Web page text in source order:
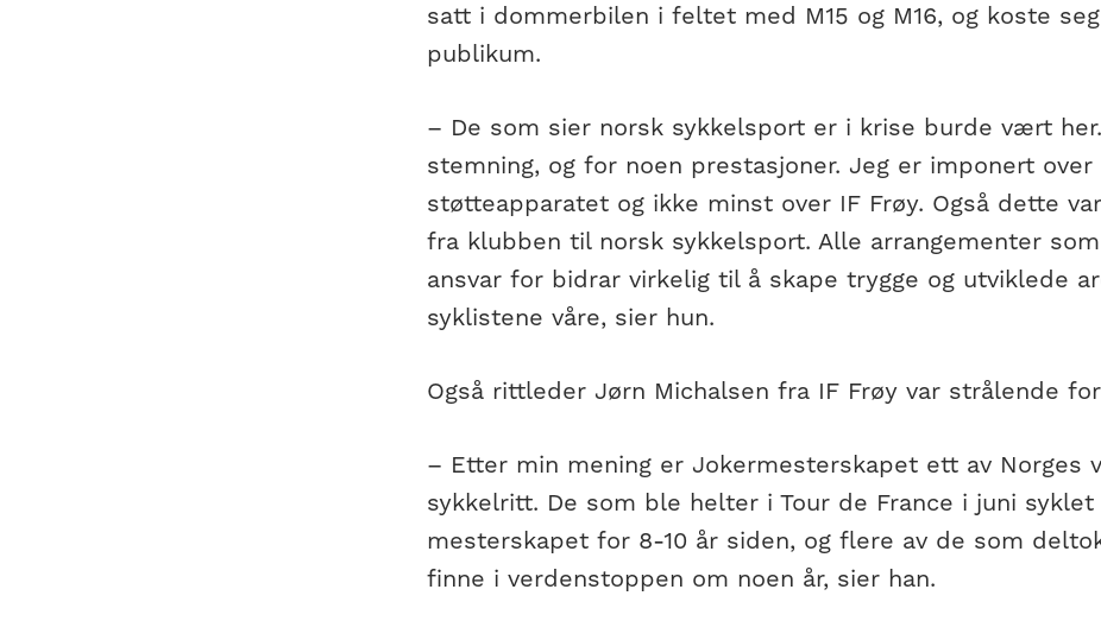
satt i dommerbilen i feltet med M15 og M16, og koste
publikum.
– De som sier norsk sykkelsport er i krise burde vært
stemning, og for noen prestasjoner. Jeg er imponert over
støtteapparatet og ikke minst over IF Frøy. Også dette
fra klubben til norsk sykkelsport. Alle arrangementer
ansvar for bidrar virkelig til å skape trygge og utviklede
syklistene våre, sier hun.
Også rittleder Jørn Michalsen fra IF Frøy var strålende
– Etter min mening er Jokermesterskapet ett av Norges
sykkelritt. De som ble helter i Tour de France i juni
mesterskapet for 8-10 år siden, og flere av de som
finne i verdenstoppen om noen år, sier han.